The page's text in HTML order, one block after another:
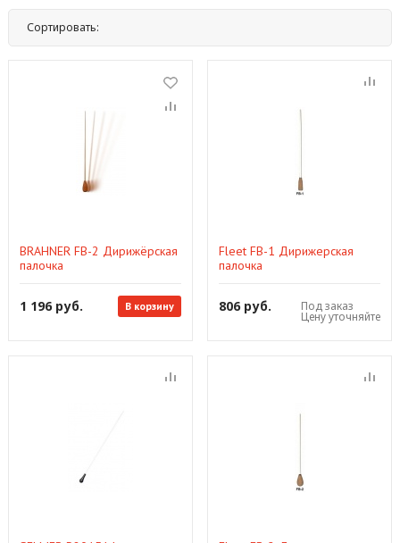
Сортировать:
BRAHNER FB-2 Дирижёрская
палочка
1 196 руб. В корзину
Fleet FB-1 Дирижерская
палочка
806 руб. Под заказ
Цену уточняйте